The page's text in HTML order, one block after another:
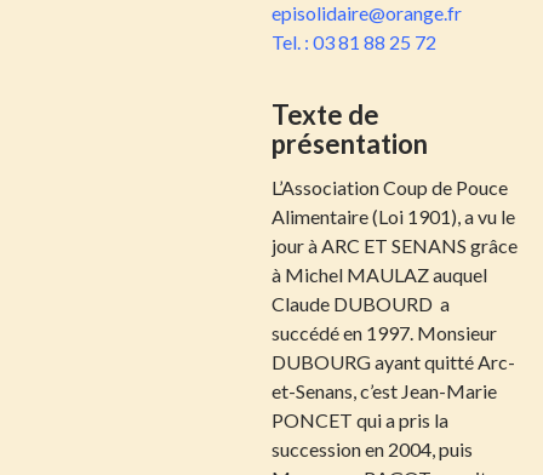
episolidaire@orange.fr
Tel. : 03 81 88 25 72
Texte de
présentation
L’Association Coup de Pouce
Alimentaire (Loi 1901), a vu le
jour à ARC ET SENANS grâce
à Michel MAULAZ auquel
Claude DUBOURD a
succédé en 1997. Monsieur
DUBOURG ayant quitté Arc-
et-Senans, c’est Jean-Marie
PONCET qui a pris la
succession en 2004, puis